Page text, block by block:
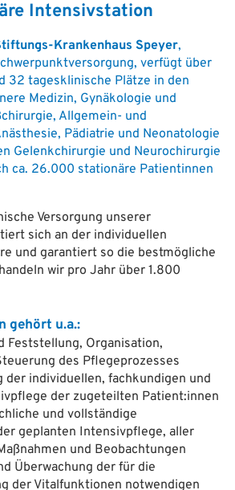
Intensivstation
Krankenhaus Speyer,
verfügt über
32 tagesklinische Plätze in den
Medizin, Gynäkologie und
Allgemein- und
Pädiatrie und Neonatologie
Gelenkchirurgie und Neurochirurgie
ca. 26.000 stationäre Patientinnen
Versorgung unserer
sich an der individuellen
und garantiert so die bestmögliche
wir pro Jahr über 1.800
gehört u.a.:
Feststellung, Organisation,
des Pflegeprozesses
der individuellen, fachkundigen und
der zugeteilten Patient:innen
und vollständige
geplanten Intensivpflege, aller
und Beobachtungen
Überwachung der für die
der Vitalfunktionen notwendigen